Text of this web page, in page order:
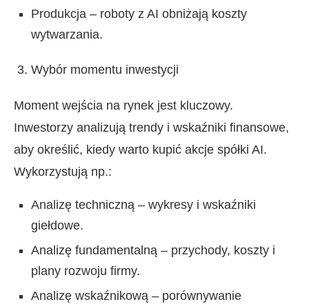
Produkcja – roboty z AI obniżają koszty
wytwarzania.
Wybór momentu inwestycji
Moment wejścia na rynek jest kluczowy.
Inwestorzy analizują trendy i wskaźniki finansowe,
aby określić, kiedy warto kupić akcje spółki AI.
Wykorzystują np.:
Analizę techniczną – wykresy i wskaźniki
giełdowe.
Analizę fundamentalną – przychody, koszty i
plany rozwoju firmy.
Analizę wskaźnikową – porównywanie